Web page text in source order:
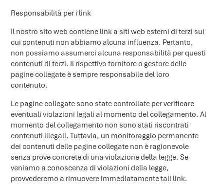
Responsabilità per i link
Il nostro sito web contiene link a siti web esterni di terzi sui
cui contenuti non abbiamo alcuna influenza. Pertanto,
non possiamo assumerci alcuna responsabilità per questi
contenuti di terzi. Il rispettivo fornitore o gestore delle
pagine collegate è sempre responsabile del loro
contenuto.
Le pagine collegate sono state controllate per verificare
eventuali violazioni legali al momento del collegamento. Al
momento del collegamento non sono stati riscontrati
contenuti illegali. Tuttavia, un monitoraggio permanente
dei contenuti delle pagine collegate non è ragionevole
senza prove concrete di una violazione della legge. Se
veniamo a conoscenza di violazioni della legge,
provvederemo a rimuovere immediatamente tali link.